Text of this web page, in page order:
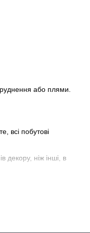
або плями.
всі побутові
декору, ніж інші, в